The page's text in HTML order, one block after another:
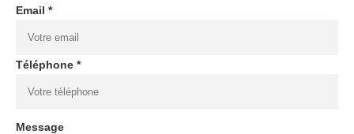
Email *
Téléphone *
Message